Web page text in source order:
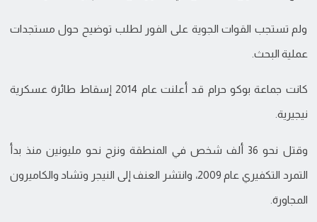
ولم تستجب القوات الجوية على الفور لطلب توضيح حول مستجدات
عملية البحث.
كانت جماعة بوكو حرام قد أعلنت عام 2014 إسقاط طائرة عسكرية
نيجيرية.
وقتل نحو 36 ألف شخص في المنطقة ونزح نحو مليونين منذ بدأ
التمرد التكفيري عام 2009، وانتشر العنف إلى النيجر وتشاد والكاميرون
المجاورة.